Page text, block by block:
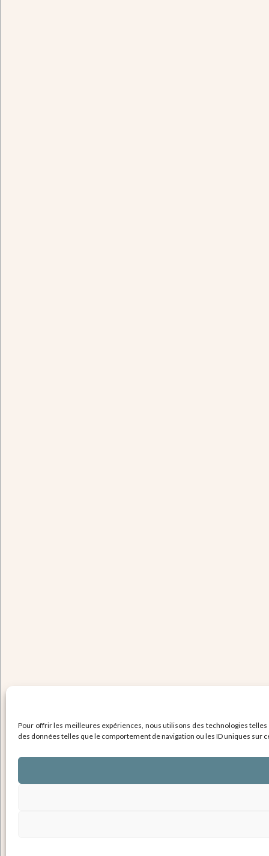
Pour offrir les meilleures expériences, nous utilisons des technologies
des données telles que le comportement de navigation ou les ID uniques